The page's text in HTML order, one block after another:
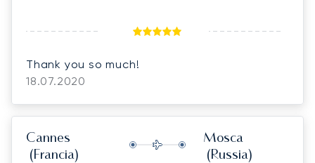
Thank you so much!
18.07.2020
Cannes
(Francia)
Mosca
(Russia)